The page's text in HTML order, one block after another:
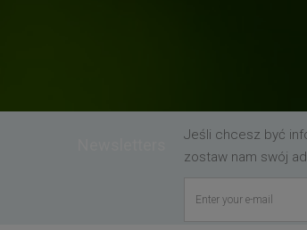
Jeśli chcesz być
zostaw nam swój